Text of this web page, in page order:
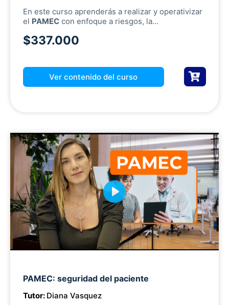
e
En este curso aprenderás a realizar y operativizar
el PAMEC con enfoque a riesgos, la...
$337.000
Ver contenido del curso
u
P
l
PAMEC: seguridad del paciente
Tutor: Diana Vasquez